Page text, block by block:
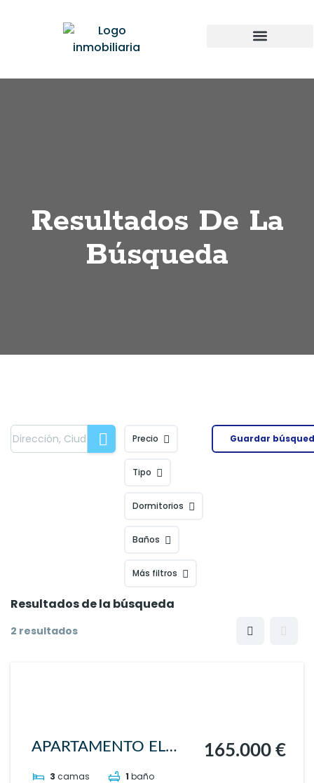
Resultados De La
Búsqueda
Guardar
Precio
Tipo
Dormitorios
Baños
Más filtros
Resultados de la búsqueda
2 resultados
APARTAMENTO EL
MAESTRAZGO
3 camas 1 baño
165.000 €